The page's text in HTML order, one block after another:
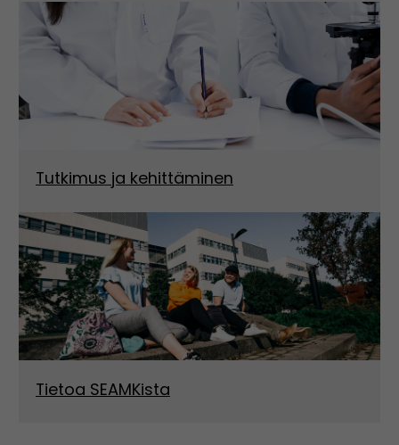
Tutkimus ja kehittäminen
Tietoa SEAMKista